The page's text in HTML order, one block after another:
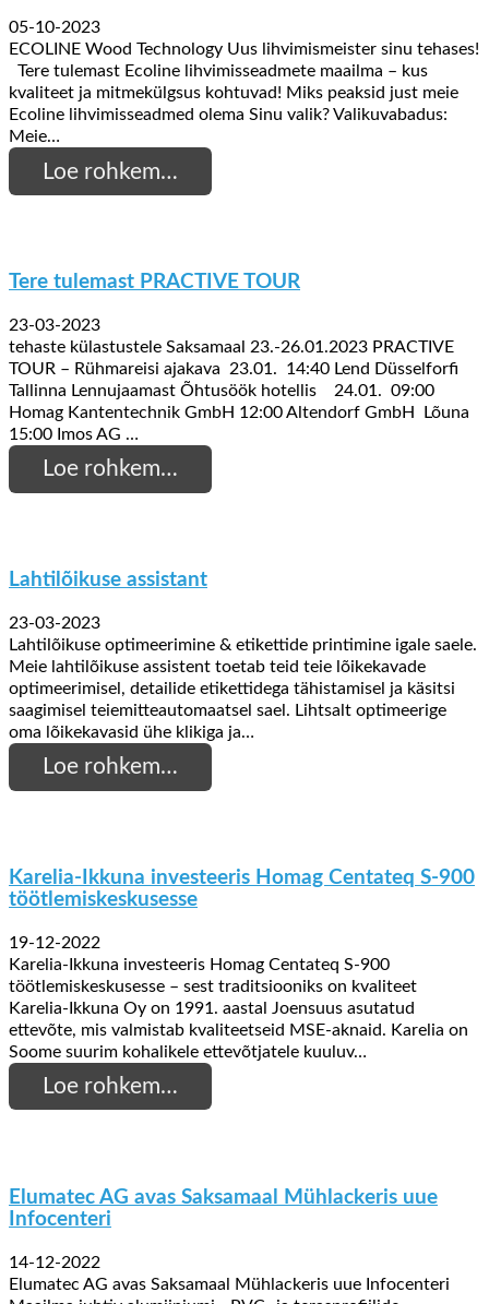
05-10-2023
ECOLINE Wood Technology Uus lihvimismeister sinu tehases!
Tere tulemast Ecoline lihvimisseadmete maailma – kus
kvaliteet ja mitmekülgsus kohtuvad! Miks peaksid just meie
Ecoline lihvimisseadmed olema Sinu valik? Valikuvabadus:
Meie…
Loe rohkem…
Tere tulemast PRACTIVE TOUR
23-03-2023
tehaste külastustele Saksamaal 23.-26.01.2023 PRACTIVE
TOUR – Rühmareisi ajakava 23.01. 14:40 Lend Düsselforfi
Tallinna Lennujaamast Õhtusöök hotellis 24.01. 09:00
Homag Kantentechnik GmbH 12:00 Altendorf GmbH Lõuna
15:00 Imos AG …
Loe rohkem…
Lahtilõikuse assistant
23-03-2023
Lahtilõikuse optimeerimine & etikettide printimine igale saele.
Meie lahtilõikuse assistent toetab teid teie lõikekavade
optimeerimisel, detailide etikettidega tähistamisel ja käsitsi
saagimisel teiemitteautomaatsel sael. Lihtsalt optimeerige
oma lõikekavasid ühe klikiga ja…
Loe rohkem…
Karelia-Ikkuna investeeris Homag Centateq S-900
töötlemiskeskusesse
19-12-2022
Karelia-Ikkuna investeeris Homag Centateq S-900
töötlemiskeskusesse – sest traditsiooniks on kvaliteet
Karelia-Ikkuna Oy on 1991. aastal Joensuus asutatud
ettevõte, mis valmistab kvaliteetseid MSE-aknaid. Karelia on
Soome suurim kohalikele ettevõtjatele kuuluv…
Loe rohkem…
Elumatec AG avas Saksamaal Mühlackeris uue
Infocenteri
14-12-2022
Elumatec AG avas Saksamaal Mühlackeris uue Infocenteri